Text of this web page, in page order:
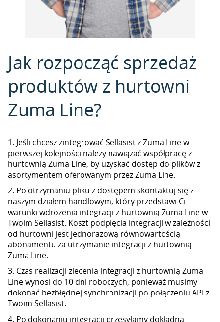
Jak rozpocząć sprzedaż
produktów z hurtowni
Zuma Line?
1. Jeśli chcesz zintegrować Sellasist z Zuma Line w
pierwszej kolejności należy nawiązać współpracę z
hurtownią Zuma Line, by uzyskać dostęp do plików z
asortymentem oferowanym przez Zuma Line.
2. Po otrzymaniu pliku z dostępem skontaktuj się z
naszym działem handlowym, który przedstawi Ci
warunki wdrożenia integracji z hurtownią Zuma Line w
Twoim Sellasist. Koszt podpięcia integracji w zależności
od hurtowni jest jednorazową równowartością
abonamentu za utrzymanie integracji z hurtownią
Zuma Line.
3. Czas realizacji zlecenia integracji z hurtownią Zuma
Line wynosi do 10 dni roboczych, ponieważ musimy
dokonać bezbłędnej synchronizacji po połączeniu API z
Twoim Sellasist.
4. Po dokonaniu integracji przesyłamy dokładną